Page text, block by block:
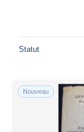
Statut
Nouveau